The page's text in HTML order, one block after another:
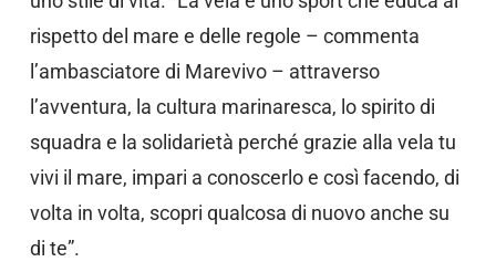
rispetto del mare e delle regole – commenta
l’ambasciatore di Marevivo – attraverso
l’avventura, la cultura marinaresca, lo spirito di
squadra e la solidarietà perché grazie alla vela tu
vivi il mare, impari a conoscerlo e così facendo, di
volta in volta, scopri qualcosa di nuovo anche su
di te”.